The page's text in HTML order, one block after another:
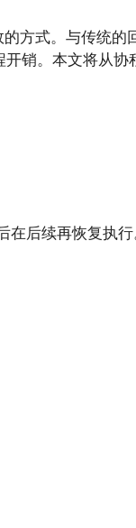
方式。与传统的
销。本文将从协
在后续再恢复执